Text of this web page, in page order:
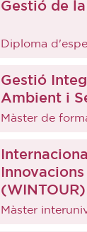
Gestió de
Diploma
Gestió
Ambient i
Màster de
(WINTOUR)
Màster